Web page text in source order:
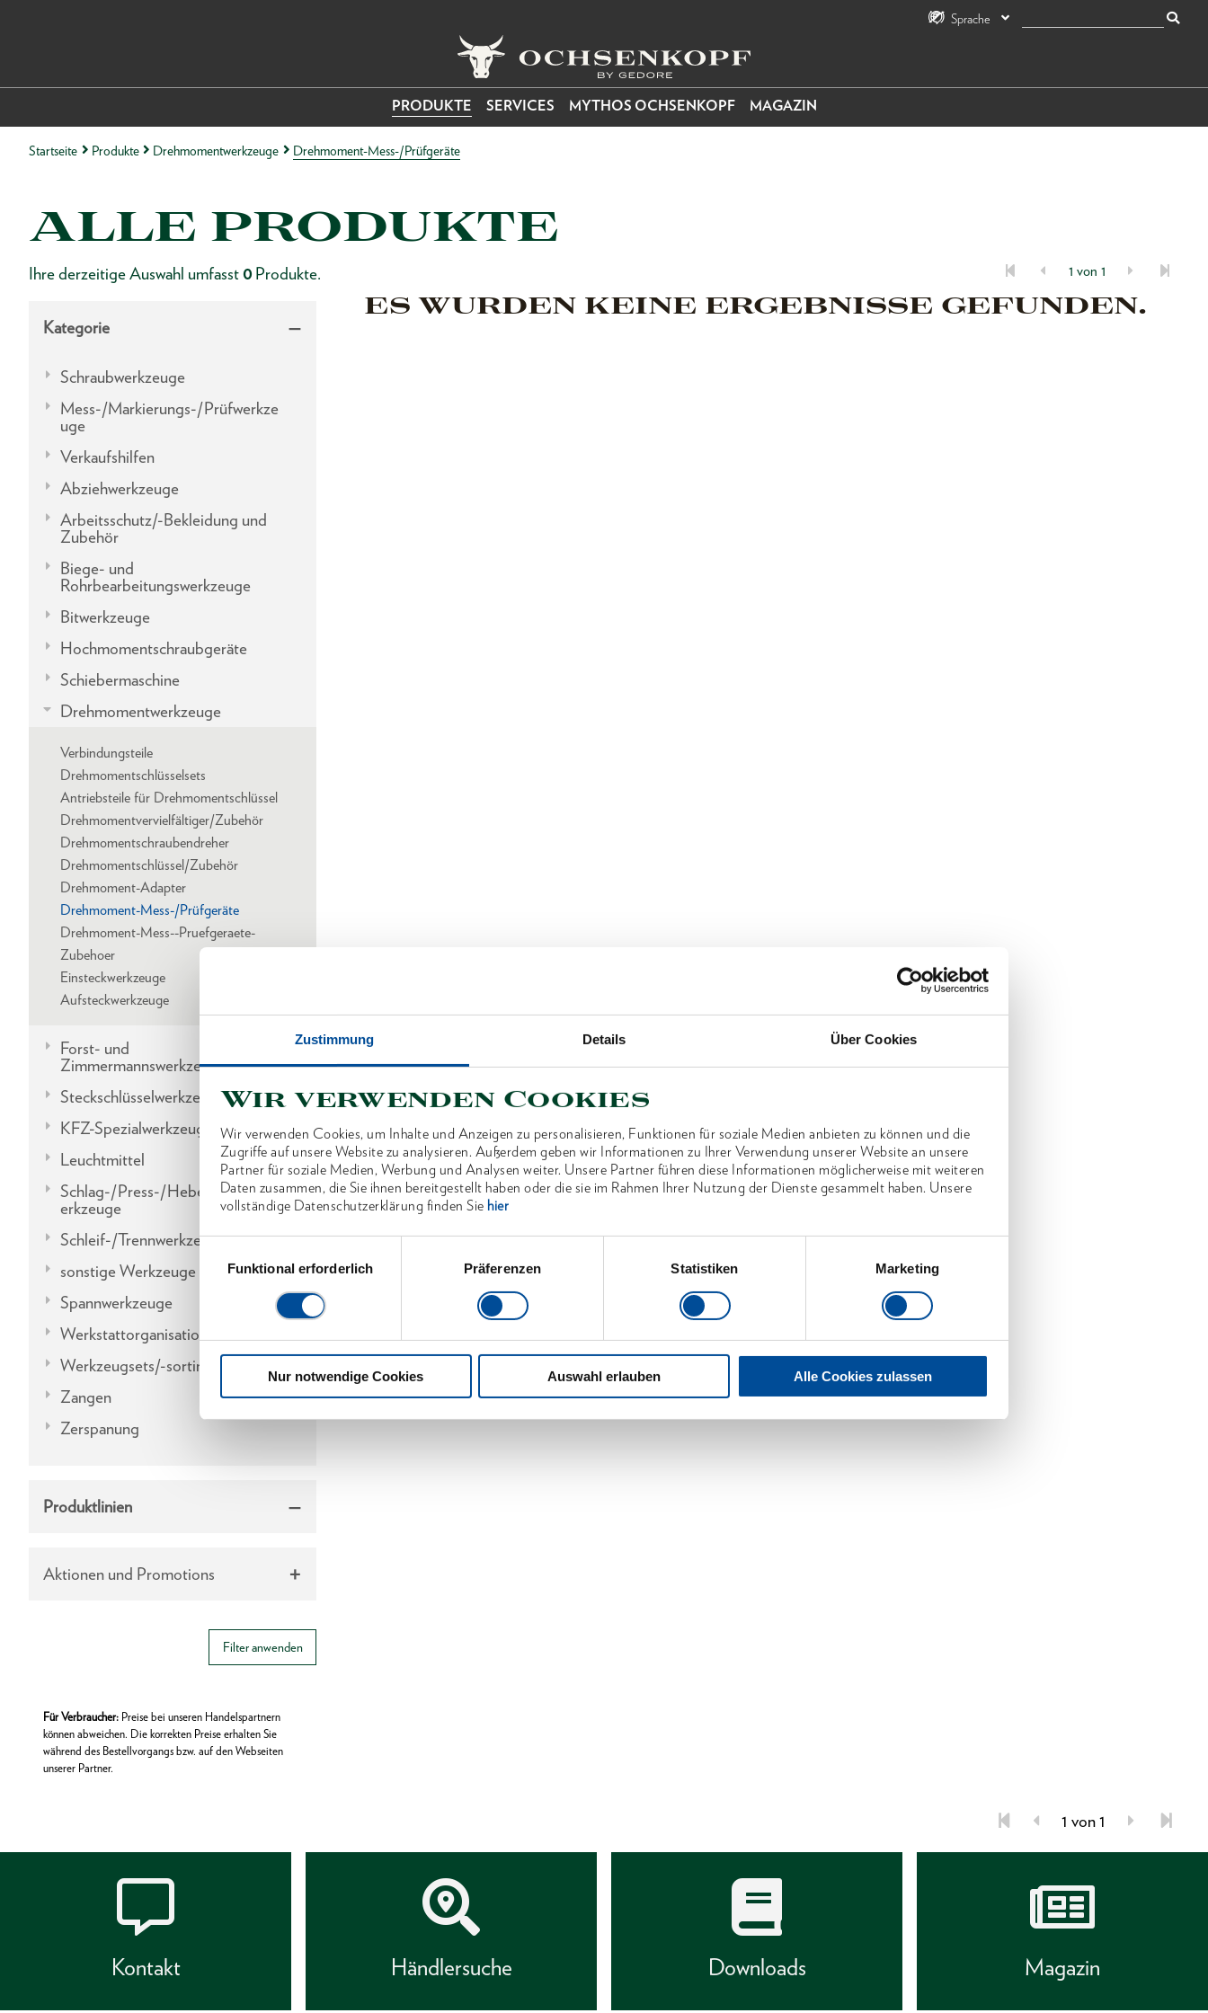
Zustimmung Details Über Cookies
Wir verwenden Cookies
Wir verwenden Cookies, um Inhalte und Anzeigen zu personalisieren, Funktionen für soziale Medien anbieten zu können und die
Zugriffe auf unsere Website zu analysieren. Außerdem geben wir Informationen zu Ihrer Verwendung unserer Website an unsere
Partner für soziale Medien, Werbung und Analysen weiter. Unsere Partner führen diese Informationen möglicherweise mit weiteren
Daten zusammen, die Sie ihnen bereitgestellt haben oder die sie im Rahmen Ihrer Nutzung der Dienste gesammelt haben. Unsere
vollständige Datenschutzerklärung finden Sie hier
Einwilligungsauswahl
Funktional erforderlich
Präferenzen Statistiken Marketing
Nur notwendige Cookies Auswahl erlauben Alle Cookies zulassen
Sprache
PRODUKTE SERVICES MYTHOS OCHSENKOPF MAGAZIN
Startseite Produkte Drehmomentwerkzeuge Drehmoment-Mess-/Prüfgeräte
ALLE PRODUKTE
Ihre derzeitige Auswahl umfasst 0 Produkte. 1 von 1
Kategorie
Schraubwerkzeuge
Mess-/Markierungs-/Prüfwerkze
uge
Verkaufshilfen
Abziehwerkzeuge
Arbeitsschutz/-Bekleidung und
Zubehör
Biege- und
Rohrbearbeitungswerkzeuge
Bitwerkzeuge
Hochmomentschraubgeräte
Schiebermaschine
Drehmomentwerkzeuge
Verbindungsteile
Drehmomentschlüsselsets
Antriebsteile für Drehmomentschlüssel
Drehmomentvervielfältiger/Zubehör
Drehmomentschraubendreher
Drehmomentschlüssel/Zubehör
Drehmoment-Adapter
Drehmoment-Mess-/Prüfgeräte
Drehmoment-Mess--Pruefgeraete-
Zubehoer
Einsteckwerkzeuge
Aufsteckwerkzeuge
Forst- und
Zimmermannswerkzeuge
Steckschlüsselwerkzeuge
KFZ-Spezialwerkzeuge
Leuchtmittel
Schlag-/Press-/Hebel-/Einbauw
erkzeuge
Schleif-/Trennwerkzeuge
sonstige Werkzeuge
Spannwerkzeuge
Werkstattorganisation
Werkzeugsets/-sortimente
Zangen
Zerspanung
Produktlinien
Aktionen und Promotions
Filter anwenden
Für Verbraucher: Preise bei unseren Handelspartnern
können abweichen. Die korrekten Preise erhalten Sie
während des Bestellvorgangs bzw. auf den Webseiten
unserer Partner.
ES WURDEN KEINE ERGEBNISSE GEFUNDEN.
1 von 1
Kontakt Händlersuche Downloads Magazin